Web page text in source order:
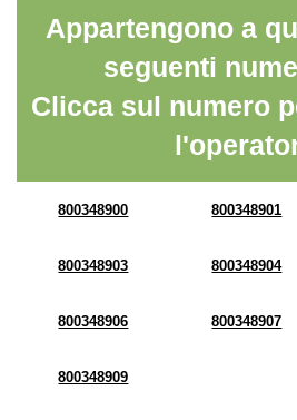
Appartengono a
seguenti
Clicca sul numero
800348900 800348901
800348903 800348904
800348906 800348907
800348909